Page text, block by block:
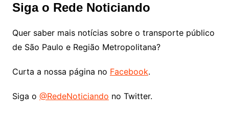
Siga o Rede Noticiando
Quer saber mais notícias sobre o transporte público
de São Paulo e Região Metropolitana?
Curta a nossa página no Facebook.
Siga o @RedeNoticiando no Twitter.